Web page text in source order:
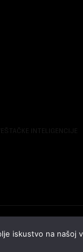
INTELIGENCIJE
iskustvo na